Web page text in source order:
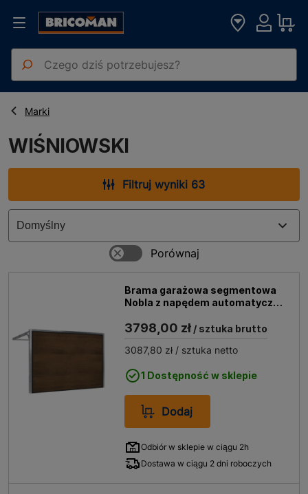
Strona główna
Marki
WIŚNIOWSKI
WIŚNIOWSKI
Filtruj wyniki 63
Brama garażowa segmentowa
Nobla z napędem automatyczna
3798,00 zł / sztuka brutto
3087,80 zł / sztuka netto
1 Dostępność w sklepie
Dodaj
Odbiór w sklepie w ciągu 2h
Dostawa w ciągu 2 dni roboczych